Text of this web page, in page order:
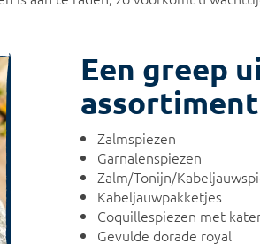
Een greep
Zalmspiezen
Garnalenspiezen
Zalm/Tonijn/
Kabeljauwpakketjes
Coquillespiezen met
Gevulde dorade royal